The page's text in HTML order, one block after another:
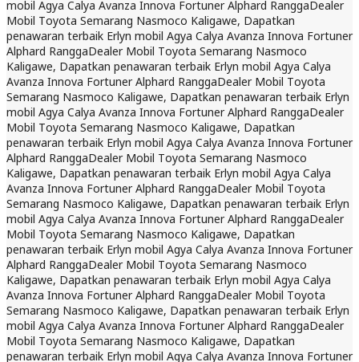
mobil Agya Calya Avanza Innova Fortuner Alphard RanggaDealer
Mobil Toyota Semarang Nasmoco Kaligawe, Dapatkan
penawaran terbaik Erlyn mobil Agya Calya Avanza Innova Fortuner
Alphard RanggaDealer Mobil Toyota Semarang Nasmoco
Kaligawe, Dapatkan penawaran terbaik Erlyn mobil Agya Calya
Avanza Innova Fortuner Alphard RanggaDealer Mobil Toyota
Semarang Nasmoco Kaligawe, Dapatkan penawaran terbaik Erlyn
mobil Agya Calya Avanza Innova Fortuner Alphard RanggaDealer
Mobil Toyota Semarang Nasmoco Kaligawe, Dapatkan
penawaran terbaik Erlyn mobil Agya Calya Avanza Innova Fortuner
Alphard RanggaDealer Mobil Toyota Semarang Nasmoco
Kaligawe, Dapatkan penawaran terbaik Erlyn mobil Agya Calya
Avanza Innova Fortuner Alphard RanggaDealer Mobil Toyota
Semarang Nasmoco Kaligawe, Dapatkan penawaran terbaik Erlyn
mobil Agya Calya Avanza Innova Fortuner Alphard RanggaDealer
Mobil Toyota Semarang Nasmoco Kaligawe, Dapatkan
penawaran terbaik Erlyn mobil Agya Calya Avanza Innova Fortuner
Alphard RanggaDealer Mobil Toyota Semarang Nasmoco
Kaligawe, Dapatkan penawaran terbaik Erlyn mobil Agya Calya
Avanza Innova Fortuner Alphard RanggaDealer Mobil Toyota
Semarang Nasmoco Kaligawe, Dapatkan penawaran terbaik Erlyn
mobil Agya Calya Avanza Innova Fortuner Alphard RanggaDealer
Mobil Toyota Semarang Nasmoco Kaligawe, Dapatkan
penawaran terbaik Erlyn mobil Agya Calya Avanza Innova Fortuner